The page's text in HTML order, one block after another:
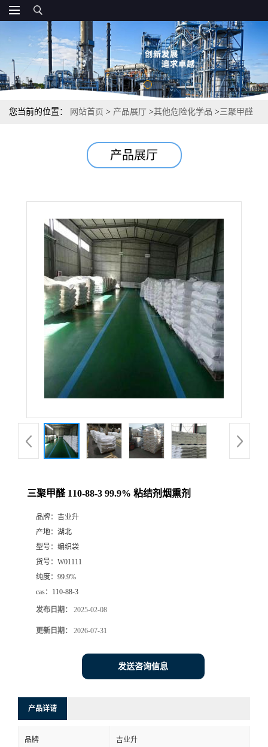
您当前的位置： 网站首页 > 产品展厅 >其他危险化学品 >三聚甲醛
产品展厅
三聚甲醛 110-88-3 99.9% 粘结剂烟熏剂
品牌： 吉业升
产地： 湖北
型号： 编织袋
货号： W01111
纯度： 99.9%
cas： 110-88-3
发布日期： 2025-02-08
更新日期： 2026-07-31
发送咨询信息
产品详请
品牌 吉业升